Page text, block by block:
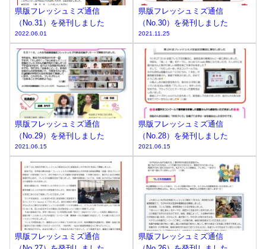
県版フレッシュミズ通信
（No.31）を発刊しました
2022.06.01
県版フレッシュミズ通信
（No.30）を発刊しました
2021.11.25
県版フレッシュミズ通信
（No.29）を発刊しました
2021.06.15
県版フレッシュミズ通信
（No.28）を発刊しました
2021.06.15
県版フレッシュミズ通信
県版フレッシュミズ通信